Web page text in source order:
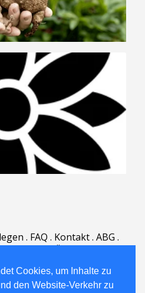
Cookies, um Inhalte zu
den Website-Verkehr zu
. FAQ . Kontakt. ABG .
Español | Polski | Português
|